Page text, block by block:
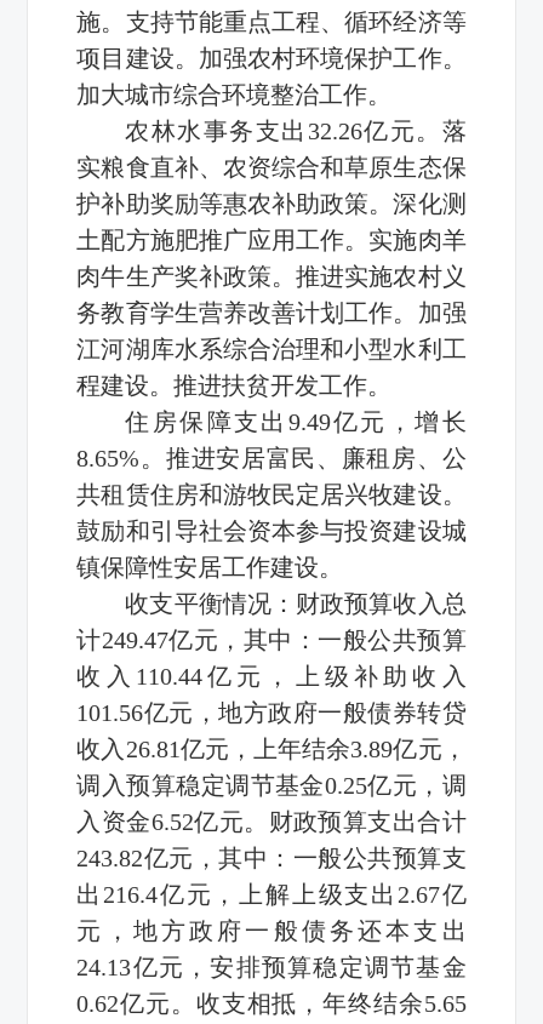
施。支持节能重点工程、循环经济等
项目建设。加强农村环境保护工作。
加大城市综合环境整治工作。
农林水事务支出32.26亿元。落
实粮食直补、农资综合和草原生态保
护补助奖励等惠农补助政策。深化测
土配方施肥推广应用工作。实施肉羊
肉牛生产奖补政策。推进实施农村义
务教育学生营养改善计划工作。加强
江河湖库水系综合治理和小型水利工
程建设。推进扶贫开发工作。
住房保障支出9.49亿元，增长
8.65%。推进安居富民、廉租房、公
共租赁住房和游牧民定居兴牧建设。
鼓励和引导社会资本参与投资建设城
镇保障性安居工作建设。
收支平衡情况：财政预算收入总
计249.47亿元，其中：一般公共预算
收入110.44亿元，上级补助收入
101.56亿元，地方政府一般债券转贷
收入26.81亿元，上年结余3.89亿元，
调入预算稳定调节基金0.25亿元，调
入资金6.52亿元。财政预算支出合计
243.82亿元，其中：一般公共预算支
出216.4亿元，上解上级支出2.67亿
元，地方政府一般债务还本支出
24.13亿元，安排预算稳定调节基金
0.62亿元。收支相抵，年终结余5.65